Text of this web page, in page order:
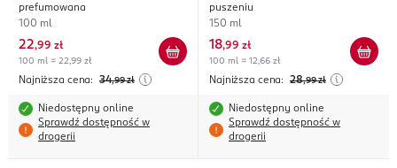
prefumowana
100 ml
22,99 zł
100 ml = 22,99 zł
Najniższa cena: 34,99 zł
Niedostępny online
Sprawdź dostępność w
drogerii
puszeniu
150 ml
18,99 zł
100 ml = 12,66 zł
Najniższa cena: 28,99 zł
Niedostępny online
Sprawdź dostępność w
drogerii